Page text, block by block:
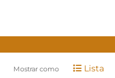
Mostrar como Lista